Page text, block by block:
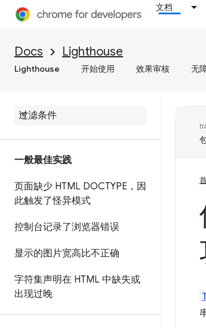
文档
Docs Lighthouse
Lighthouse 开始使用 效果审核 无
一般最佳实践
页面缺少 HTML DOCTYPE，因
此触发了怪异模式
控制台记录了浏览器错误
显示的图片宽高比不正确
字符集声明在 HTML 中缺失或
出现过晚